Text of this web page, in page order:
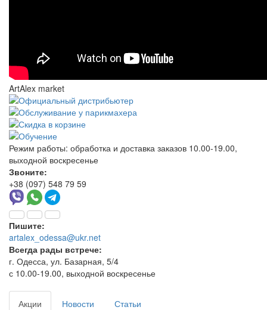
ArtAlex market
Режим работы: обработка и доставка заказов 10.00-19.00,
выходной воскресенье
Звоните:
+38 (097) 548 79 59
Пишите:
artalex_odessa@ukr.net
Всегда рады встрече:
г. Одесса, ул. Базарная, 5/4
с 10.00-19.00, выходной воскресенье
Акции Новости
Статьи